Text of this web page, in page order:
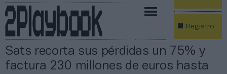
Registro
Sats recorta sus pérdidas un 75% y
factura 230 millones de euros hasta